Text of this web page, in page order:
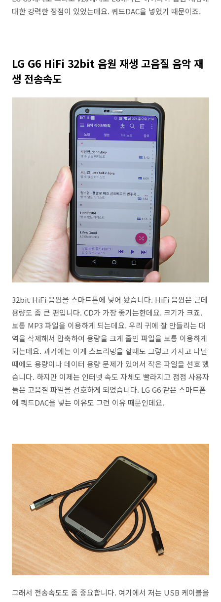
대한 강력한 장점이 있었는데요. 쿼드DAC을 넣었기 때문이죠.
LG G6 HiFi 32bit 음원 재생 고음질 음악 재
생 전송속도
32bit HiFi 음원을 스마트폰에 넣어 봤습니다. HiFi 음원은 근데
용량도 좀 큰 편입니다. CD가 가장 좋기는한데요. 크기가 크죠.
보통 MP3 파일을 이용하게 되는데요. 우리 귀에 잘 안들리는 대
역을 삭제해서 압축하여 용량을 크게 줄인 파일을 보통 이용하게
되는데요. 과거에는 이게 스트리밍을 할때도 그렇고 가지고 다닐
때에도 용량이나 데이터 용량 문제가 있어서 작은 파일을 선호 했
습니다. 하지만 이제는 인터넷 속도 자체도 빨라지고 점점 사용자
들은 고음질 파일을 선호하게 되었습니다. LG G6 같은 스마트폰
에 쿼드DAC을 넣는 이유도 그런 이유 때문인데요.
그래서 전송속도도 좀 중요합니다. 여기에서 저는 USB 케이블을